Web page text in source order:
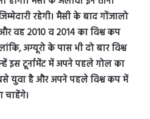
रहेगी। मैसी के बाद गोंजालो
वह 2010 व 2014 का विश्व कप
अग्यूरो के पास भी दो बार विश्व
टूर्नामेंट में अपने पहले गोल का
युवा है और अपने पहले विश्व कप में
चाहेंगे।